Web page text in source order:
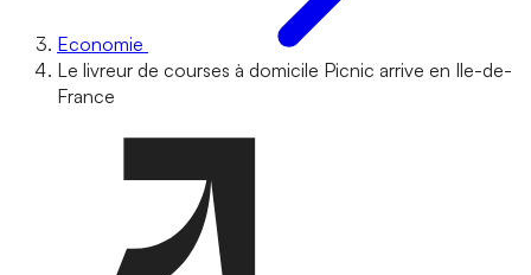
Economie
Le livreur de courses à domicile Picnic arrive en Ile-de-
France